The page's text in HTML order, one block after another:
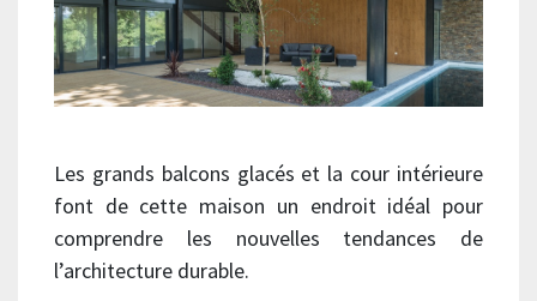
Les grands balcons glacés et la cour intérieure
font de cette maison un endroit idéal pour
comprendre les nouvelles tendances de
l’architecture durable.